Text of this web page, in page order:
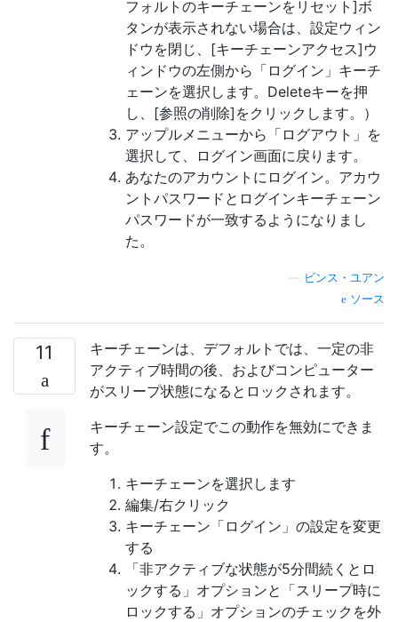
フォルトのキーチェーンをリセット]ボ
タンが表示されない場合は、設定ウィン
ドウを閉じ、[キーチェーンアクセス]ウ
ィンドウの左側から「ログイン」キーチ
ェーンを選択します。Deleteキーを押
し、[参照の削除]をクリックします。）
アップルメニューから「ログアウト」を
選択して、ログイン画面に戻ります。
あなたのアカウントにログイン。アカウ
ントパスワードとログインキーチェーン
パスワードが一致するようになりまし
た。
ビンス・ユアン
ソース
11
キーチェーンは、デフォルトでは、一定の非
アクティブ時間の後、およびコンピューター
がスリープ状態になるとロックされます。
キーチェーン設定でこの動作を無効にできま
す。
キーチェーンを選択します
編集/右クリック
キーチェーン「ログイン」の設定を変更
する
「非アクティブな状態が5分間続くとロ
ックする」オプションと「スリープ時に
ロックする」オプションのチェックを外